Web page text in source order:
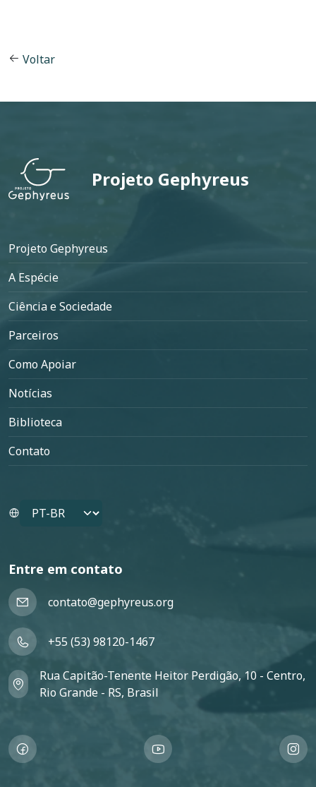
Voltar
Projeto Gephyreus
Rodapé
Projeto Gephyreus
A Espécie
Ciência e Sociedade
Parceiros
Como Apoiar
Notícias
Biblioteca
Contato
Select your language
Entre em contato
contato@gephyreus.org
+55 (53) 98120-1467
Rua Capitão-Tenente Heitor Perdigão, 10 - Centro,
Rio Grande - RS, Brasil